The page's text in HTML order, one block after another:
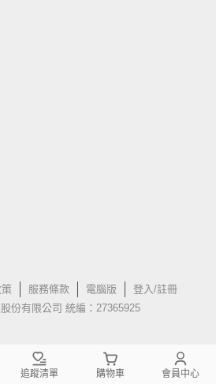
服務條款 電腦版
登入/註冊
份有限公司 統編：27365925
追蹤清單 購物車 會員中心